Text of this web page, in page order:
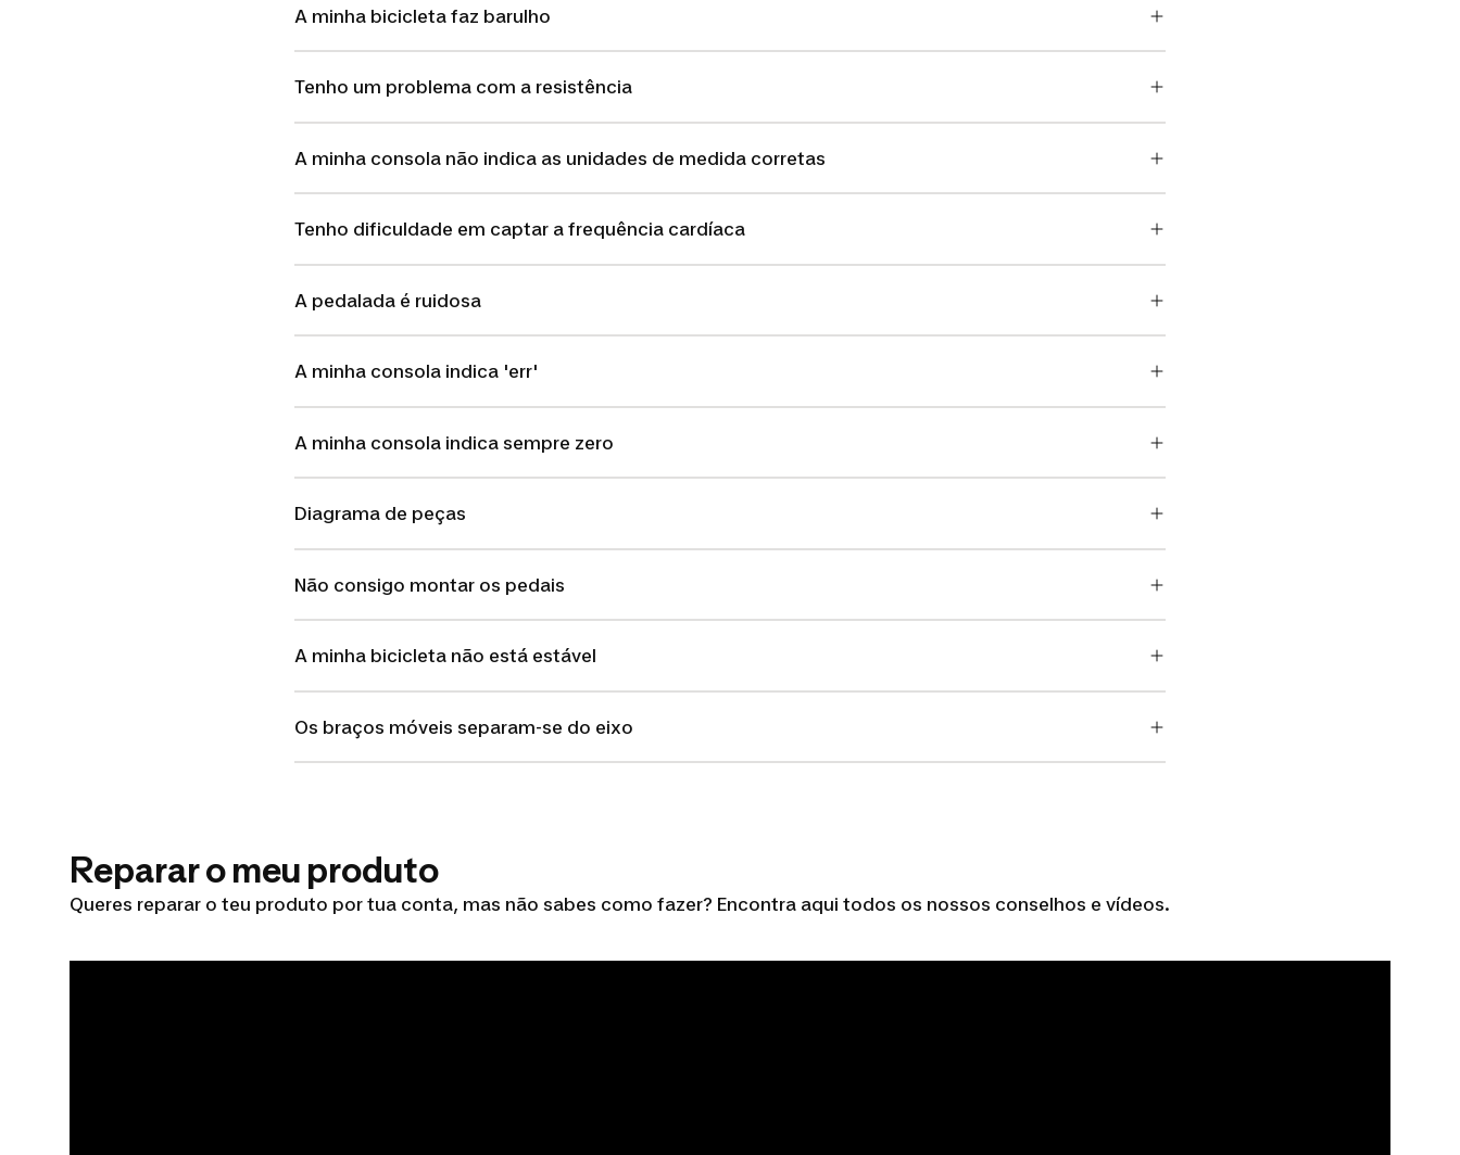
A minha bicicleta faz barulho
Tenho um problema com a resistência
A minha consola não indica as unidades de medida corretas
Tenho dificuldade em captar a frequência cardíaca
A pedalada é ruidosa
A minha consola indica 'err'
A minha consola indica sempre zero
Diagrama de peças
Não consigo montar os pedais
A minha bicicleta não está estável
Os braços móveis separam-se do eixo
Reparar o meu produto
Queres reparar o teu produto por tua conta, mas não sabes como fazer? Encontra aqui todos os nossos conselhos e vídeos.